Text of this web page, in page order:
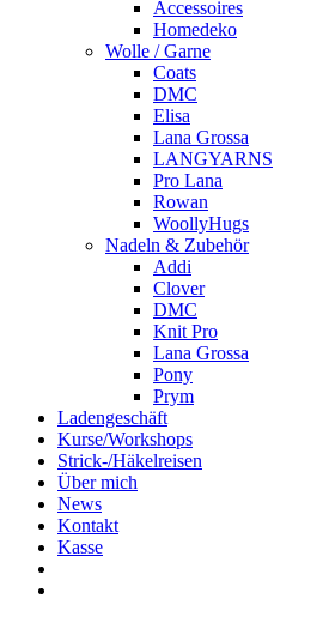
Accessoires
Homedeko
Wolle / Garne
Coats
DMC
Elisa
Lana Grossa
LANGYARNS
Pro Lana
Rowan
WoollyHugs
Nadeln & Zubehör
Addi
Clover
DMC
Knit Pro
Lana Grossa
Pony
Prym
Ladengeschäft
Kurse/Workshops
Strick-/Häkelreisen
Über mich
News
Kontakt
Kasse